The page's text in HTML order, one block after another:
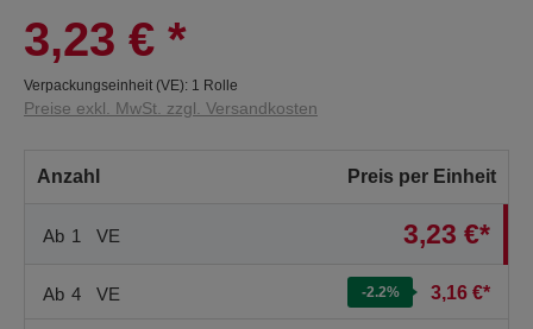
3,23 € *
Verpackungseinheit (VE): 1 Rolle
Preise exkl. MwSt. zzgl. Versandkosten
Anzahl Preis per Einheit
Ab 1 VE 3,23 €*
Ab 4 VE -2.2% 3,16 €*